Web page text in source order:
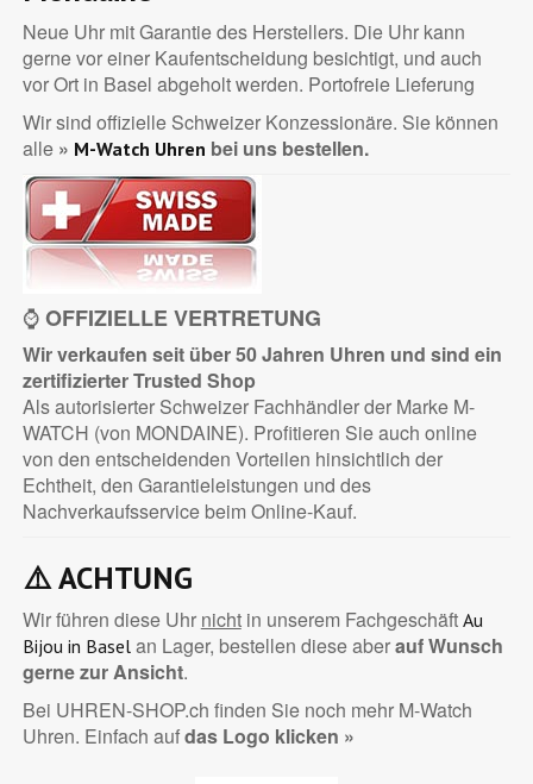
Neue Uhr mit Garantie des Herstellers. Die Uhr kann
gerne vor einer Kaufentscheidung besichtigt, und auch
vor Ort in Basel abgeholt werden. Portofreie Lieferung
Wir sind offizielle Schweizer Konzessionäre. Sie können
alle » M-Watch Uhren bei uns bestellen.
⌚OFFIZIELLE VERTRETUNG
Wir verkaufen seit über 50 Jahren Uhren und sind ein
zertifizierterTrusted Shop
Als autorisierter Schweizer Fachhändler der Marke M-
WATCH (von MONDAINE). Profitieren Sie auch online
von den entscheidenden Vorteilen hinsichtlich der
Echtheit, den Garantieleistungen und des
Nachverkaufsservice beim Online-Kauf.
⚠️ACHTUNG
Wir führen diese Uhr nichtin unserem Fachgeschäft Au
Bijou in Baselan Lager, bestellen diese aberauf Wunsch
gerne zur Ansicht.
Bei UHREN-SHOP.ch finden Sie noch mehr M-Watch
Uhren. Einfach aufdas Logo klicken »